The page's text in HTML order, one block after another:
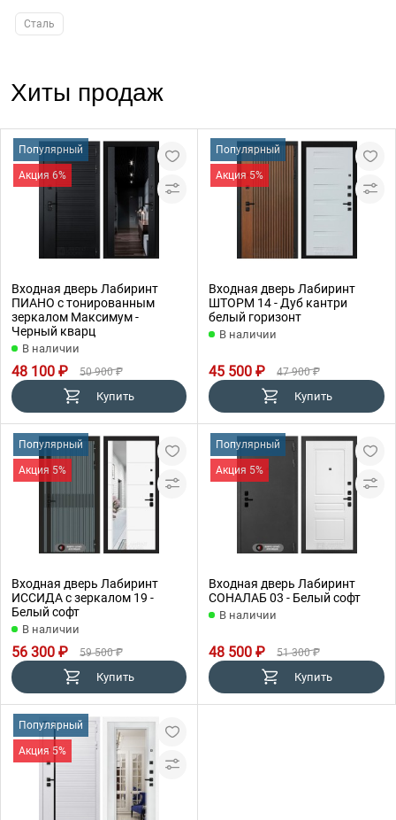
Сталь
Хиты продаж
Популярный
Акция 6%
Входная дверь Лабиринт
ПИАНО с тонированным
зеркалом Максимум -
Черный кварц
В наличии
48 100 ₽ 50 900 ₽
Купить
Популярный
Акция 5%
Входная дверь Лабиринт
ШТОРМ 14 - Дуб кантри
белый горизонт
В наличии
45 500 ₽ 47 900 ₽
Купить
Популярный
Акция 5%
Входная дверь Лабиринт
ИССИДА с зеркалом 19 -
Белый софт
В наличии
56 300 ₽ 59 500 ₽
Купить
Популярный
Акция 5%
Входная дверь Лабиринт
СОНАЛАБ 03 - Белый софт
В наличии
48 500 ₽ 51 300 ₽
Купить
Популярный
Акция 5%